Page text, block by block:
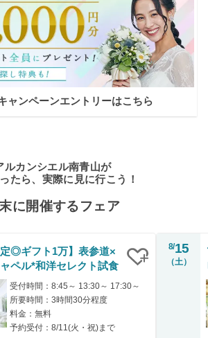
ャンペーンエントリーはこちら
ルカンシエル南青山が
たら、実際に見に行こう！
に開催するフェア
定◎ギフト1万】表参道×
ペル*和洋セレクト試食
受付時間：8:45～ 13:30～ 17:30～
所要時間：3時間30分程度
料金：無料
予約受付：8/11(火・祝)まで
8/15
（土）